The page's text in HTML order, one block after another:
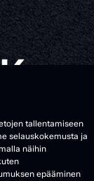
tallentamiseen
selauskokemusta ja
näihin
epääminen